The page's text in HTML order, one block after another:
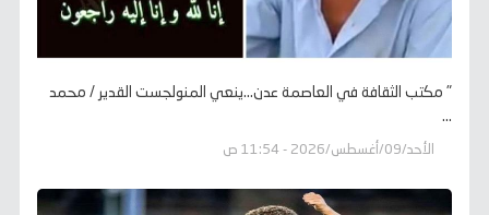
" مكتب الثقافة في العاصمة عدن...ينعي المنولجست القدير / محمد
...
الأحد/09/أغسطس/2026 - 11:54 ص